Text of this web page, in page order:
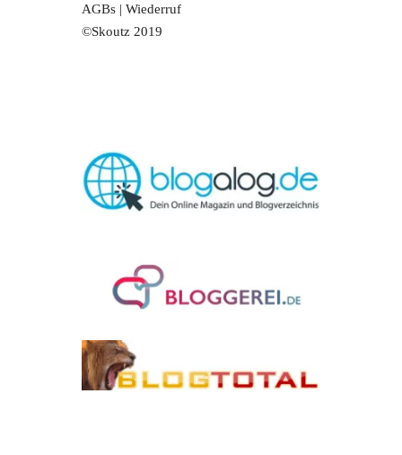
AGBs |Wiederruf
©Skoutz 2019